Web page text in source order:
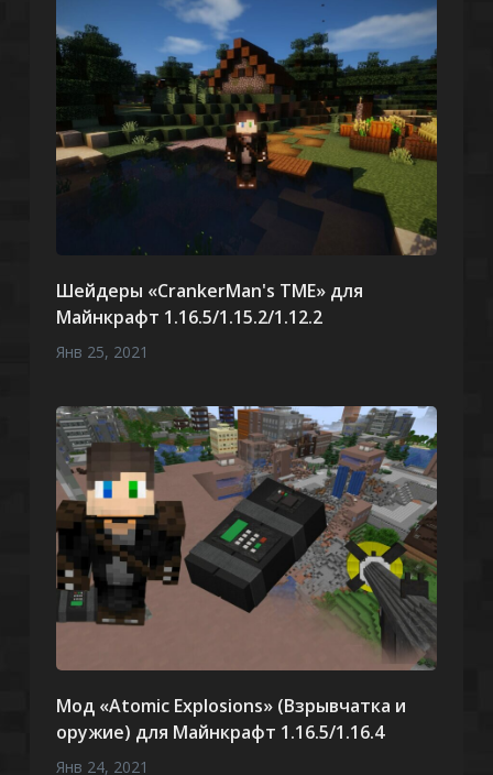
Шейдеры «CrankerMan's TME» для
Майнкрафт 1.16.5/1.15.2/1.12.2
Янв 25, 2021
Мод «Atomic Explosions» (Взрывчатка и
оружие) для Майнкрафт 1.16.5/1.16.4
Янв 24, 2021